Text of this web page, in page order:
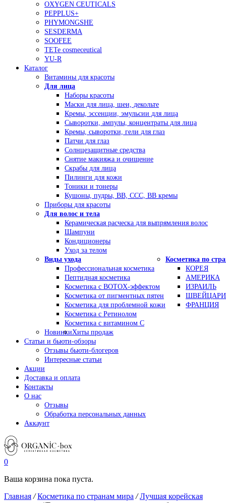
OXYGEN CEUTICALS
PEPPLUS+
PHYMONGSHE
SESDERMA
SOOFEE
TETe cosmeceutical
YU-R
Каталог
Витамины для красоты
Для лица
Наборы красоты
Маски для лица, шеи, декольте
Кремы, эссенции, эмульсии для лица
Сыворотки, ампулы, концентраты для лица
Кремы, сыворотки, гели для глаз
Патчи для глаз
Солнцезащитные средства
Снятие макияжа и очищение
Скрабы для лица
Пилинги для кожи
Тоники и тонеры
Кушоны, пудры, ВВ, ССС, ВВ кремы
Приборы для красоты
Для волос и тела
Керамическая расческа для выпрямления волос
Шампуни
Кондиционеры
Уход за телом
Виды ухода
Профессиональная косметика
Пептидная косметика
Косметика с BOTOX-эффектом
Косметика от пигментных пятен
Косметика для проблемной кожи
Косметика с Ретинолом
Косметика с витамином С
Косметика по
КОРЕЯ
АМЕРИКА
ИЗРАИЛЬ
ФРАНЦИЯ
НовинкиХиты продаж
Статьи и бьюти-обзоры
Отзывы бьюти-блогеров
Интересные статьи
Акции
Доставка и оплата
Контакты
О нас
Отзывы
Обработка персональных данных
Аккаунт
0
Ваша корзина пока пуста.
Главная /Косметика по странам мира /Лучшая корейская